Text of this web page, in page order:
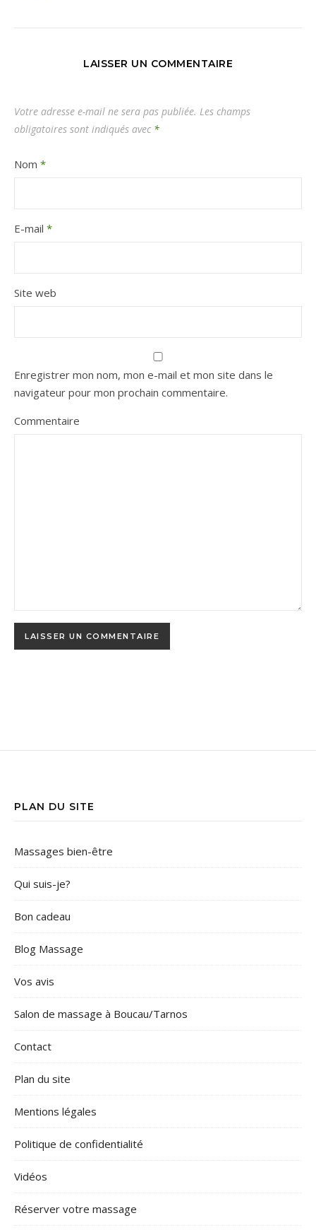
LAISSER UN COMMENTAIRE
Votre adresse e-mail ne sera pas publiée. Les champs
obligatoires sont indiqués avec *
Nom *
E-mail *
Site web
Enregistrer mon nom, mon e-mail et mon site dans le
navigateur pour mon prochain commentaire.
Commentaire
PLAN DU SITE
Massages bien-être
Qui suis-je?
Bon cadeau
Blog Massage
Vos avis
Salon de massage à Boucau/Tarnos
Contact
Plan du site
Mentions légales
Politique de confidentialité
Vidéos
Réserver votre massage